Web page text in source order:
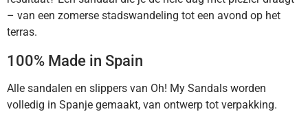
– van een zomerse stadswandeling tot een avond op het
terras.
100% Made in Spain
Alle sandalen en slippers van Oh! My Sandals worden
volledig in Spanje gemaakt, van ontwerp tot verpakking.